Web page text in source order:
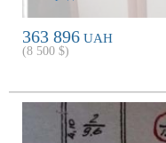
363 896 UAH
(8 500 $)